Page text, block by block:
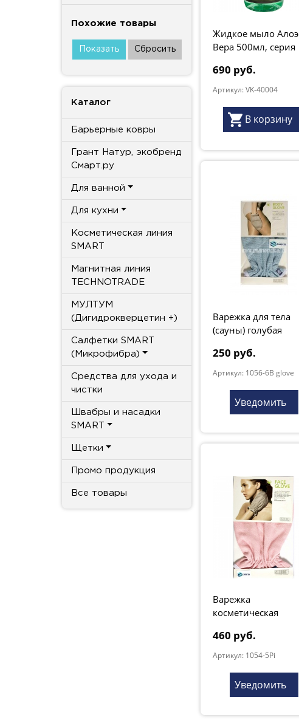
Похожие товары
Каталог
Барьерные ковры
Грант Натур, экобренд
Смарт.ру
Для ванной
Для кухни
Косметическая линия
SMART
Магнитная линия
TECHNOTRADE
МУЛТУМ
(Дигидрокверцетин +)
Салфетки SMART
(Микрофибра)
Средства для ухода и
чистки
Швабры и насадки
SMART
Щетки
Промо продукция
Все товары
Жидкое мыло Алоэ
Вера 500мл, серия
690 руб.
Артикул: VK-40004
В корзину
Варежка для тела
(сауны) голубая
250 руб.
Артикул: 1056-6B glove
Уведомить
Варежка
косметическая
460 руб.
Артикул: 1054-5Pi
Уведомить